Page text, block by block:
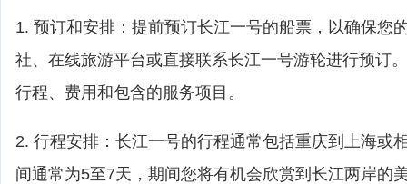
1. 预订和安排：提前预订长江一号的船票，以确保您
社、在线旅游平台或直接联系长江一号游轮进行预订
行程、费用和包含的服务项目。
2. 行程安排：长江一号的行程通常包括重庆到上海或
间通常为5至7天，期间您将有机会欣赏到长江两岸的